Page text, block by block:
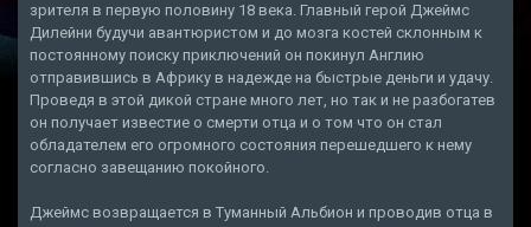
зрителя в первую половину 18 века. Главный герой Джеймс
Дилейни будучи авантюристом и до мозга костей склонным к
постоянному поиску приключений он покинул Англию
отправившись в Африку в надежде на быстрые деньги и удачу.
Проведя в этой дикой стране много лет, но так и не разбогатев
он получает известие о смерти отца и о том что он стал
обладателем его огромного состояния перешедшего к нему
согласно завещанию покойного.
Джеймс возвращается в Туманный Альбион и проводив отца в